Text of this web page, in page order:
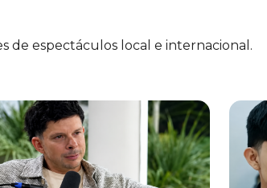
de espectáculos local e internacional.